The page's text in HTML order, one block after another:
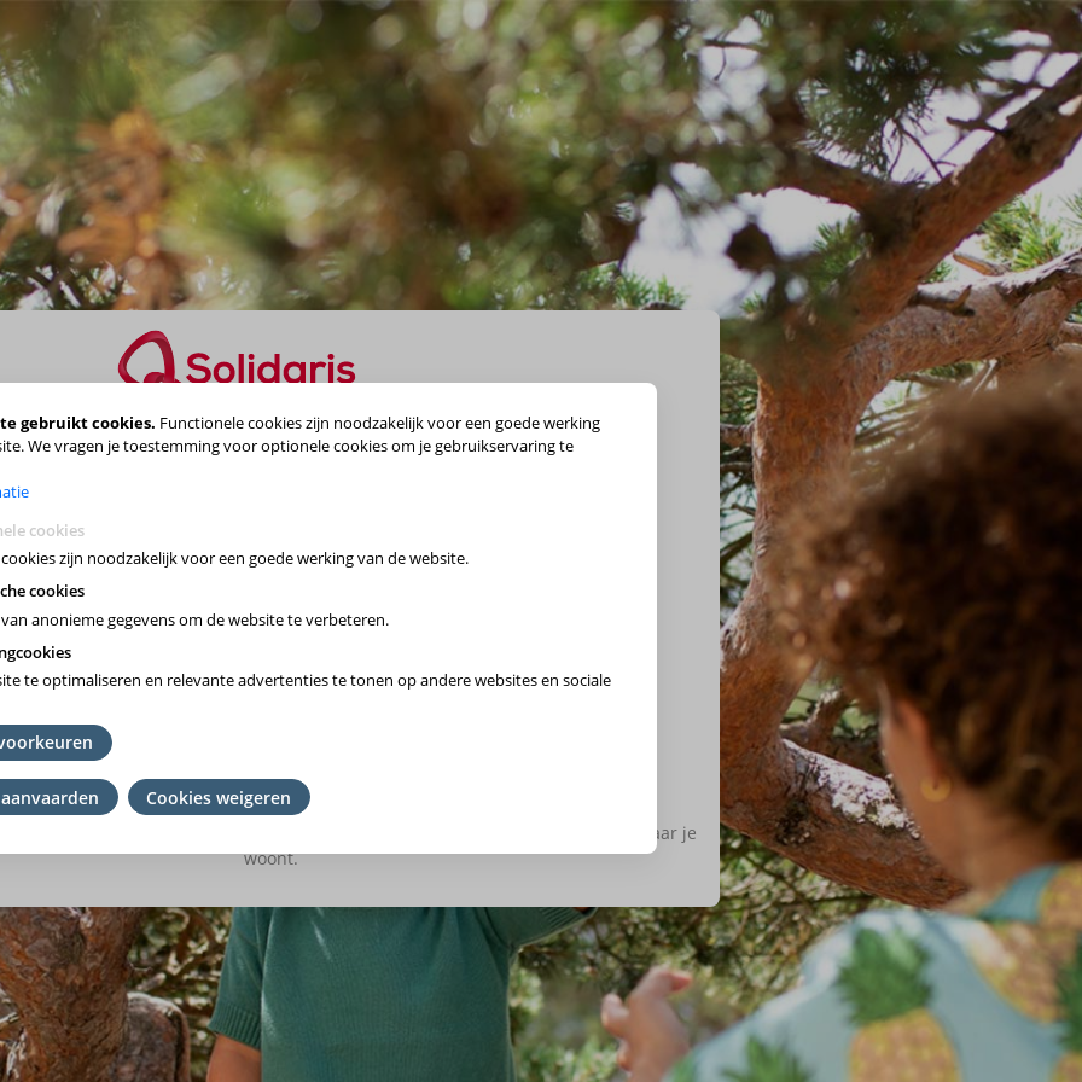
Maak je keuze
het ziekenfonds te kiezen waar je lid van bent. Ben je geen lid? Kies de regio waar je
woont.
gebruikt cookies. Functionele cookies zijn noodzakelijk voor een goede werking
We vragen je toestemming voor optionele cookies om je gebruikservaring te
cookies
zijn noodzakelijk voor een goede werking van de website.
cookies
anonieme gegevens om de website te verbeteren.
te optimaliseren en relevante advertenties te tonen op andere websites en sociale
Cookies weigeren